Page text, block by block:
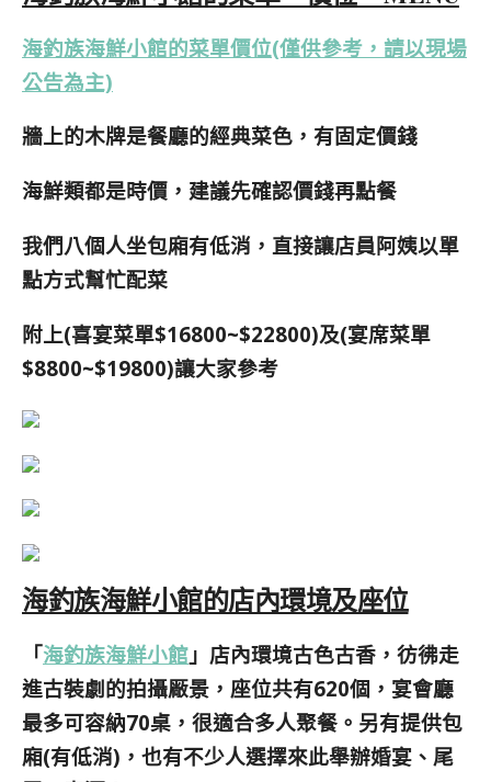
海釣族海鮮小館的菜單價位(僅供參考，請以現場
公告為主)
牆上的木牌是餐廳的經典菜色，有固定價錢
海鮮類都是時價，建議先確認價錢再點餐
我們八個人坐包廂有低消，直接讓店員阿姨以單
點方式幫忙配菜
附上(喜宴菜單$16800~$22800)及(宴席菜單
$8800~$19800)讓大家參考
海釣族海鮮小館的店內環境及座位
「海釣族海鮮小館 」店內環境古色古香，彷彿走
進古裝劇的拍攝厰景，座位共有620個， 宴會廳
最多可容納70桌，很適合多人聚餐。另有提供包
廂(有低消)，也有不少人選擇來此舉辦婚宴、尾